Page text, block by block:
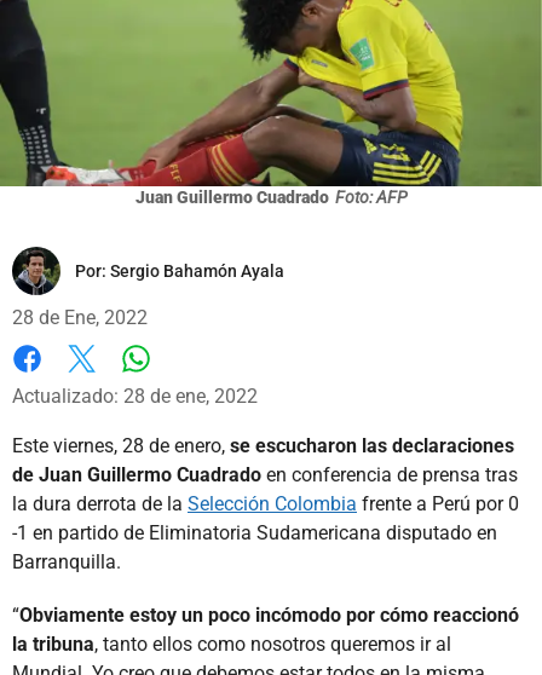
Juan Guillermo Cuadrado Foto: AFP
Por: Sergio Bahamón Ayala
28 de Ene, 2022
Facebook
X
Actualizado: 28 de ene, 2022
Este viernes, 28 de enero, se escucharon las declaraciones
de Juan Guillermo Cuadrado en conferencia de prensa tras
la dura derrota de la Selección Colombia frente a Perú por 0
-1 en partido de Eliminatoria Sudamericana disputado en
Barranquilla.
“Obviamente estoy un poco incómodo por cómo reaccionó
la tribuna, tanto ellos como nosotros queremos ir al